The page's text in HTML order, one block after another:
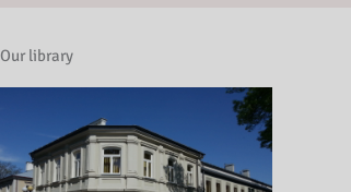
Our library